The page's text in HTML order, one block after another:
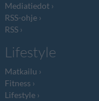
Mediatiedot
RSS-ohje
RSS
Lifestyle
Matkailu
Fitness
Lifestyle